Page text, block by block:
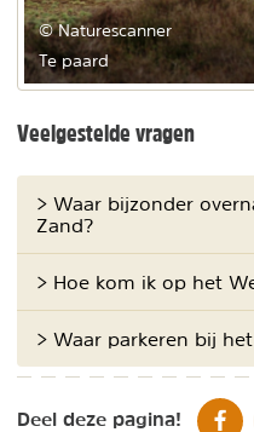
© Naturescanner
Te paard
Veelgestelde vragen
> Waar bijzonder
Zand?
> Hoe kom ik op het
> Waar parkeren bij
Deel deze pagina!